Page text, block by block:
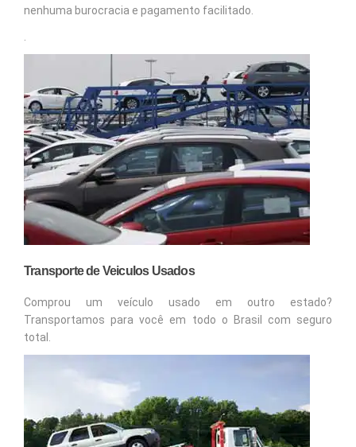
nenhuma burocracia e pagamento facilitado.
Transporte de Veiculos Usados
Comprou um veículo usado em outro estado?
Transportamos para você em todo o Brasil com seguro
total.